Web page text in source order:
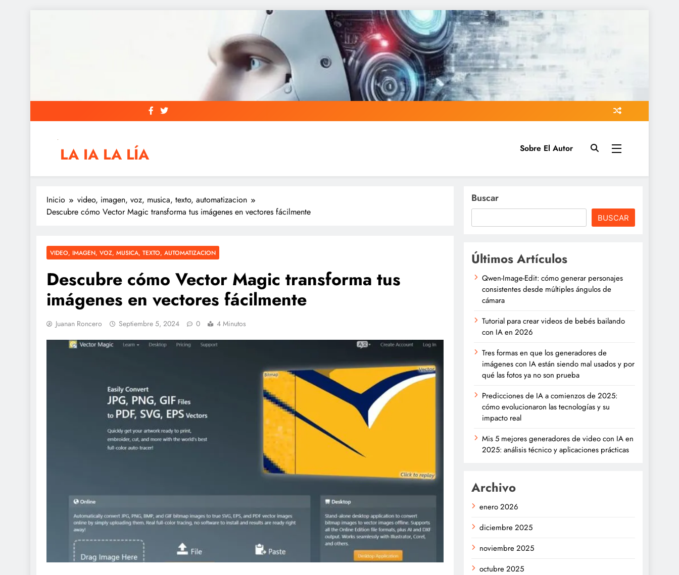
LA IA LA LÍA
IAs AIs, Automation y otras siglas raras
Sobre El Autor
Inicio
video, imagen, voz, musica, texto, automatizacion
Descubre cómo Vector Magic transforma tus imágenes en vectores fácilmente
VIDEO, IMAGEN, VOZ, MUSICA, TEXTO, AUTOMATIZACION
Descubre cómo Vector Magic transforma tus
imágenes en vectores fácilmente
Juanan Roncero Septiembre 5, 2024 0 4 Minutos
Buscar
BUSCAR
Últimos Artículos
Qwen-Image-Edit: cómo generar personajes
consistentes desde múltiples ángulos de
cámara
Tutorial para crear videos de bebés bailando
con IA en 2026
Tres formas en que los generadores de
imágenes con IA están siendo mal usados y por
qué las fotos ya no son prueba
Predicciones de IA a comienzos de 2025:
cómo evolucionaron las tecnologías y su
impacto real
Mis 5 mejores generadores de video con IA en
2025: análisis técnico y aplicaciones prácticas
Archivo
enero 2026
diciembre 2025
noviembre 2025
octubre 2025